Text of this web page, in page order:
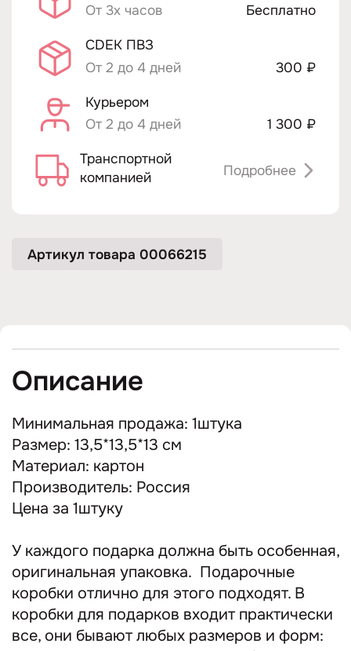
Артикул товара 00066215
От 3х часов
Бесплатно
CDEK ПВЗ
От 2 до 4 дней
300 ₽
Курьером
От 2 до 4 дней
1 300 ₽
Транспортной
компанией
Подробнее
Описание
Минимальная продажа: 1штука
Размер: 13,5*13,5*13 см
Материал: картон
Производитель: Россия
Цена за 1штуку
У каждого подарка должна быть особенная,
оригинальная упаковка. Подарочные
коробки отлично для этого подходят. В
коробки для подарков входит практически
все, они бывают любых размеров и форм: